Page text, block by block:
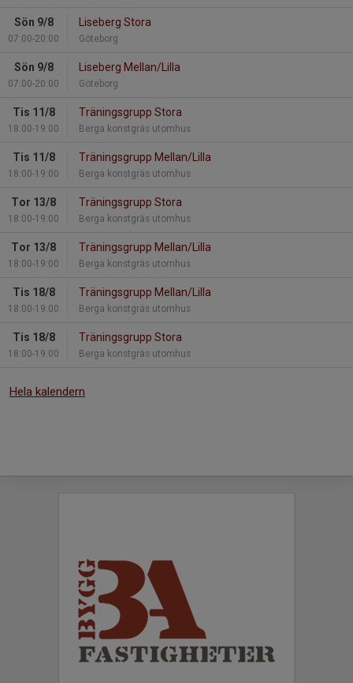
Sön 9/8
07:00-20:00
Liseberg Stora
Göteborg
Sön 9/8
07:00-20:00
Liseberg Mellan/Lilla
Göteborg
Tis 11/8
18:00-19:00
Träningsgrupp Stora
Berga konstgräs utomhus
Tis 11/8
18:00-19:00
Träningsgrupp Mellan/Lilla
Berga konstgräs utomhus
Tor 13/8
18:00-19:00
Träningsgrupp Stora
Berga konstgräs utomhus
Tor 13/8
18:00-19:00
Träningsgrupp Mellan/Lilla
Berga konstgräs utomhus
Tis 18/8
18:00-19:00
Träningsgrupp Mellan/Lilla
Berga konstgräs utomhus
Tis 18/8
18:00-19:00
Träningsgrupp Stora
Berga konstgräs utomhus
Hela kalendern